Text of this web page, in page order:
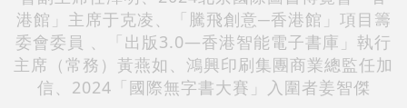
港館」主席于克凌、「騰飛創意─香港館」項目籌
委會委員 、「出版3.0—香港智能電子書庫」執行
主席（常務）黃燕如、鴻興印刷集團商業總監任加
信、2024「國際無字書大賽」入圍者姜智傑